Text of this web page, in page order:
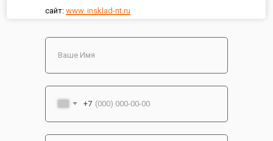
сайт: www. insklad-nt.ru
+7